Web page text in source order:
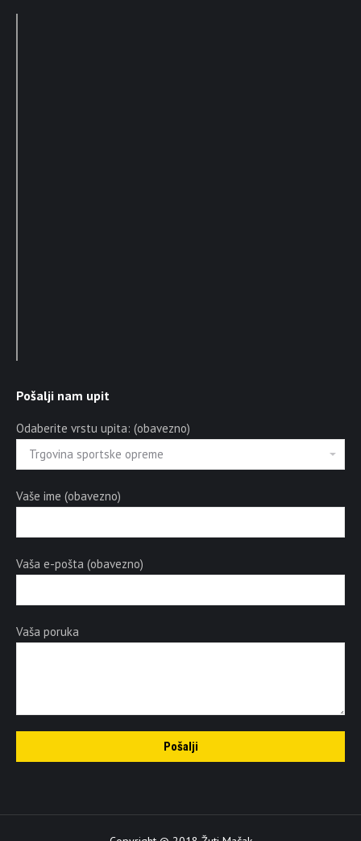
Pošalji nam upit
Odaberite vrstu upita: (obavezno)
Vaše ime (obavezno)
Vaša e-pošta (obavezno)
Vaša poruka